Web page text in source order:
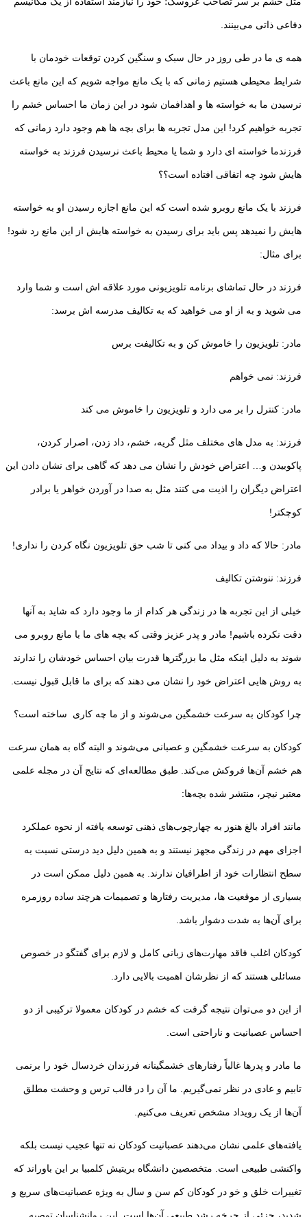
دفاعی ذاتی می‌بینند.
همه ی ما در طی روز در حال سبک و سنگین کردن توقعات خودمان با
شرایط محیطی هستیم زمانی که با یک مانع مواجه شویم که این مانع باعث
نرسیدن ما به خواسته ها و اهدافمان شود در این زمان ما احساس خشم را
تجربه خواهیم کرد! این مدل تجربه ها برای بچه ها هم وجود دارد زمانی که
فرزندما خواسته ای دارد و شما یا محیط باعث نرسیدن فرزند به خواسته
هایش شود چه اتفاقی افتاده است؟؟
فرزند با یک مانع روبرو شده است که این مانع اجازه رسیدن او به خواسته
هایش را نمیدهد پس باید برای رسیدن به خواسته هایش از این مانع رد شود!
برای مثال:
فرزند در حال تماشای برنامه تلویزیونی مورد علاقه اش است و شما وارد
می شوید و به از او می خواهید که به تکالیف مدرسه اش برسد:
مادر: تلویزیون را خاموش کن و به تکالیفت برس
فرزند: نمی خواهم
مادر: کنترل را بر می دارد و تلویزیون را خاموش می کند
فرزند: به مدل های مختلف مثل گریه، خشم، داد زدن، اصرار کردن،
پاکوبیدن و… اعتراض خودش را نشان می دهد که گاهی برای نشان دادن این
اعتراض دیگران را اذیت می کنند مثل به صدا در آوردن خواهر یا برادر
کوچکتر!
مادر: حالا که داد و بیداد می کنی تا شب حق تلویزیون نگاه کردن را نداری!
فرزند: ننوشتن تکالیف
خیلی از این تجربه ها در زندگی هر کدام از ما وجود دارد که شاید به آنها
دقت نکرده باشیم! مادر و پدر عزیز وقتی که بچه های ما با مانع روبرو می
شوند به دلیل اینکه مثل ما بزرگترها قدرت بیان احساس خودشان را ندارند
به روش هایی اعتراض خود را نشان می دهند که برای ما قابل قبول نیست.
چرا کودکان به سرعت خشمگین می‌شوند و از ما چه کاری ساخته است؟
کودکان به سرعت خشمگین و عصبانی می‌شوند و البته گاه به همان سرعت
هم خشم آن‌ها فروکش می‌کند. طبق مطالعه‌ای که نتایج آن در مجله علمی
معتبر نیچر، منتشر شده بچه‌ها:
مانند افراد بالغ هنوز به چهارچوب‌های ذهنی توسعه یافته از نحوه عملکرد
اجزای مهم در زندگی مجهز نیستند و به همین دلیل دید درستی نسبت به
سطح انتظارات خود از اطرافیان ندارند. به همین دلیل ممکن است در
بسیاری از موقعیت ها، مدیریت رفتار‌ها و تصمیمات هرچند ساده روزمره
برای آن‌ها به شدت دشوار باشد.
کودکان اغلب فاقد مهارت‌های زبانی کامل و لازم برای گفتگو در خصوص
مسائلی هستند که از نظرشان اهمیت بالایی دارد.
از این دو می‌توان نتیجه گرفت که خشم در کودکان معمولا ترکیبی از دو
احساس عصبانیت و ناراحتی است.
ما مادر و پدرها غالباً رفتار‌های خشمگینانه فرزندان خردسال خود را برنمی
تابیم و عادی در نظر نمی‌گیریم. ما آن را در قالب ترس و وحشت مطلق
آن‌ها از یک رویداد مشخص تعریف می‌کنیم.
یافته‌های علمی نشان می‌دهند عصبانیت کودکان نه تنها عجیب نیست بلکه
واکنشی طبیعی است. متخصصین دانشگاه بریتیش کلمبیا بر این باوراند که
تغییرات خلق و خو در کودکان کم سن و سال به ویژه عصبانیت‌های سریع و